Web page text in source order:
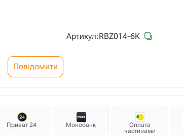
Артикул:RBZ014-6K
Повідомити
Приват 24 Монобанк
Оплата
частинами